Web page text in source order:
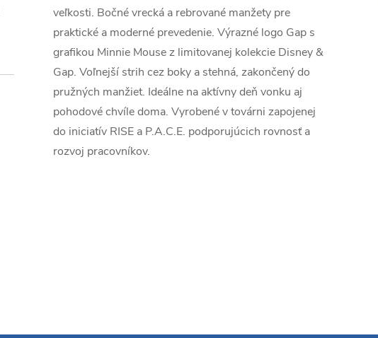
veľkosti. Bočné vrecká a rebrované manžety pre
praktické a moderné prevedenie. Výrazné logo Gap s
grafikou Minnie Mouse z limitovanej kolekcie Disney &
Gap. Voľnejší strih cez boky a stehná, zakončený do
pružných manžiet. Ideálne na aktívny deň vonku aj
pohodové chvíle doma. Vyrobené v továrni zapojenej
do iniciatív RISE a P.A.C.E. podporujúcich rovnosť a
rozvoj pracovníkov.